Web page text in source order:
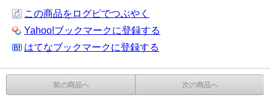
この商品をログピでつぶやく
Yahoo!ブックマークに登録する
はてなブックマークに登録する
前の商品へ 次の商品へ